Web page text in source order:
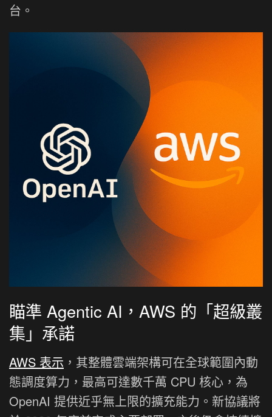
台。
瞄準 Agentic AI，AWS 的「超級叢
集」承諾
AWS 表示 ，其整體雲端架構可在全球範圍內動
態調度算力，最高可達數千萬 CPU 核心，為
OpenAI 提供近乎無上限的擴充能力。新協議將